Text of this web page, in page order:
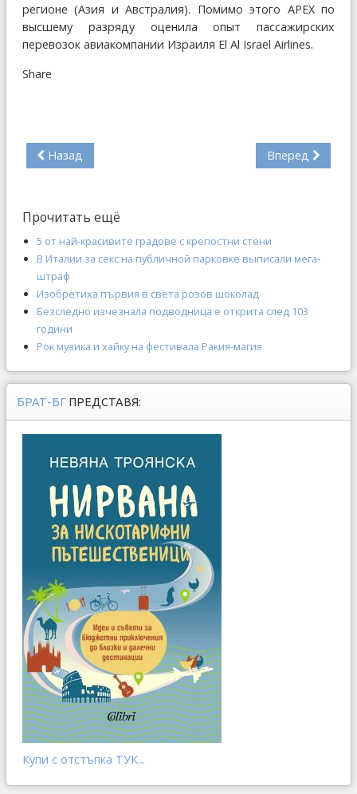
регионе (Азия и Австралия). Помимо этого APEX по
высшему разряду оценила опыт пассажирских
перевозок авиакомпании Израиля El Al Israel Airlines.
Share
Назад Вперед
Прочитать ещё
5 от най-красивите градове с крепостни стени
В Италии за секс на публичной парковке выписали мега-
штраф
Изобретиха първия в света розов шоколад
Безследно изчезнала подводница е открита след 103
години
Рок музика и хайку на фестивала Ракия-магия
БРАТ-БГ ПРЕДСТАВЯ:
Купи с отстъпка ТУК...